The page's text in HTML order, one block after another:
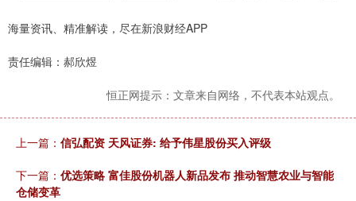
海量资讯、精准解读，尽在新浪财经APP
责任编辑：郝欣煜
恒正网提示：文章来自网络，不代表本站观点。
上一篇： 信弘配资 天风证券: 给予伟星股份买入评级
下一篇： 优选策略 富佳股份机器人新品发布 推动智慧农业与智能
仓储变革